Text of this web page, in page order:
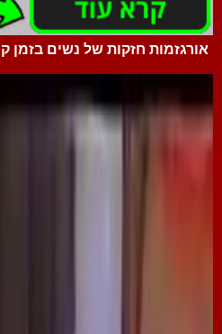
אורגזמות חזקות של נשים בזמן